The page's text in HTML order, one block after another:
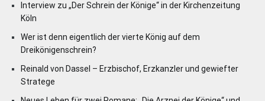
Interview zu „Der Schrein der Könige“ in der Kirchenzeitung
Köln
Wer ist denn eigentlich der vierte König auf dem
Dreikönigenschrein?
Reinald von Dassel – Erzbischof, Erzkanzler und gewiefter
Stratege